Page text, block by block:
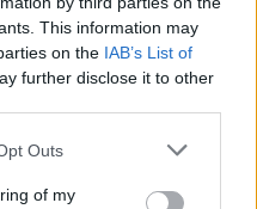
This information may
on the IAB’s List of
further disclose it to other
Outs
of my
már a Game
a StarCraft